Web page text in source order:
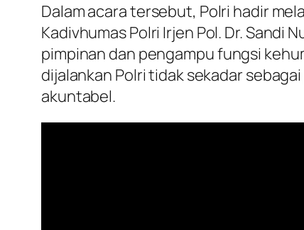
Dalam acara tersebut, Polri hadir
Kadivhumas Polri Irjen Pol. Dr. Sandi
pimpinan dan pengampu fungsi
dijalankan Polri tidak sekadar
akuntabel.